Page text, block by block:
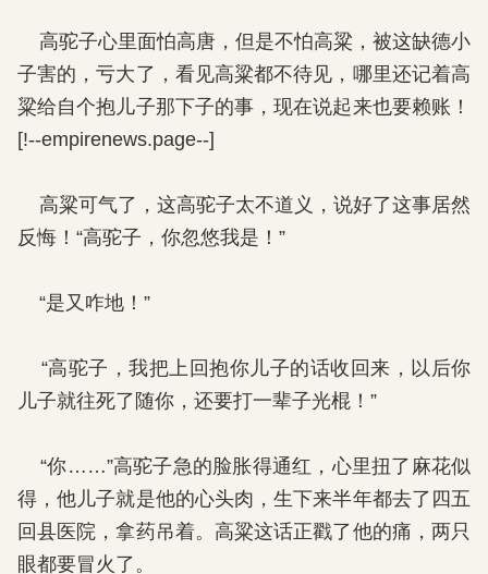
高驼子心里面怕高唐，但是不怕高粱，被这缺德小
子害的，亏大了，看见高粱都不待见，哪里还记着高
粱给自个抱儿子那下子的事，现在说起来也要赖账！
[!--empirenews.page--]
高粱可气了，这高驼子太不道义，说好了这事居然
反悔！“高驼子，你忽悠我是！”
“是又咋地！”
“高驼子，我把上回抱你儿子的话收回来，以后你
儿子就往死了随你，还要打一辈子光棍！”
“你……”高驼子急的脸胀得通红，心里扭了麻花似
得，他儿子就是他的心头肉，生下来半年都去了四五
回县医院，拿药吊着。高粱这话正戳了他的痛，两只
眼都要冒火了。